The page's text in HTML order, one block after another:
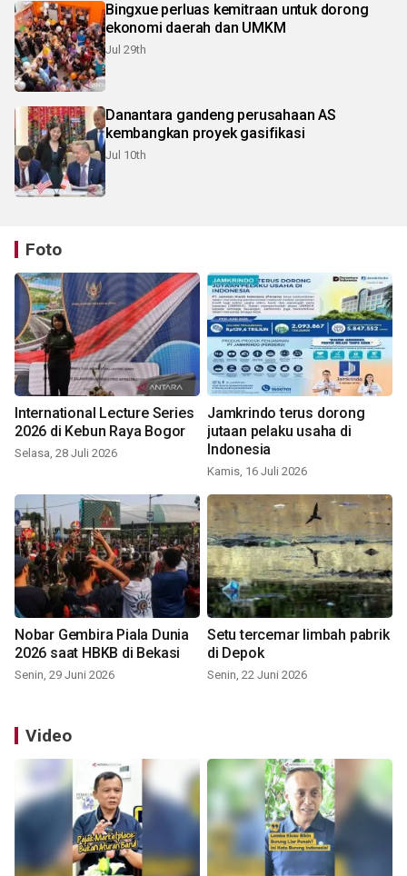
Bingxue perluas kemitraan untuk dorong
ekonomi daerah dan UMKM
Jul 29th
Danantara gandeng perusahaan AS
kembangkan proyek gasifikasi
Jul 10th
Foto
International Lecture Series
2026 di Kebun Raya Bogor
Selasa, 28 Juli 2026
Jamkrindo terus dorong
jutaan pelaku usaha di
Indonesia
Kamis, 16 Juli 2026
Nobar Gembira Piala Dunia
2026 saat HBKB di Bekasi
Senin, 29 Juni 2026
Setu tercemar limbah pabrik
di Depok
Senin, 22 Juni 2026
Video